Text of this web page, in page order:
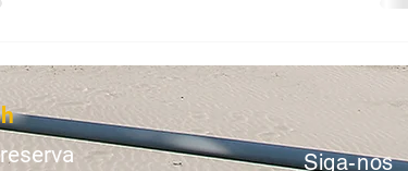
Siga-nos